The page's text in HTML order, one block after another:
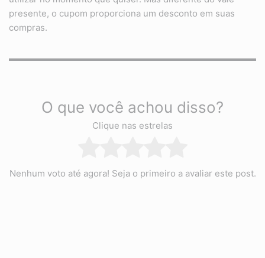
presente, o cupom proporciona um desconto em suas
compras.
O que você achou disso?
Clique nas estrelas
Nenhum voto até agora! Seja o primeiro a avaliar este post.